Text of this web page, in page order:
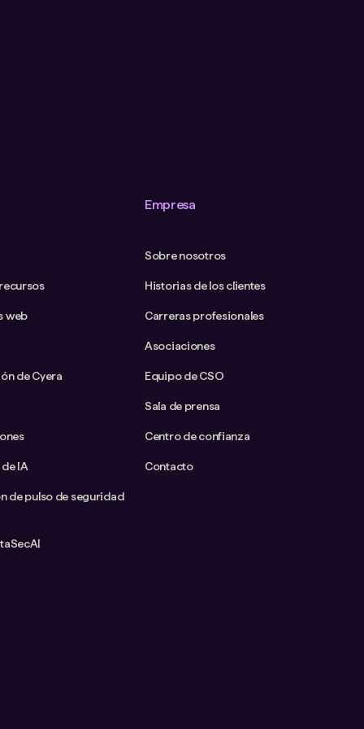
web
de Cyera
IA
de pulso de seguridad
Empresa
Sobre nosotros
Historias de los clientes
Carreras profesionales
Asociaciones
Equipo de CSO
Sala de prensa
Centro de confianza
Contacto